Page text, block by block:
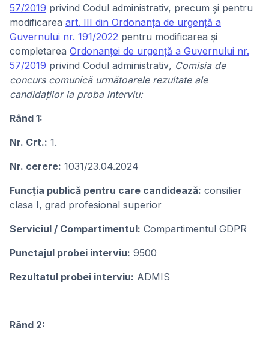
57/2019 privind Codul administrativ, precum şi pentru
modificarea art. III din Ordonanţa de urgenţă a
Guvernului nr. 191/2022 pentru modificarea şi
completarea Ordonanţei de urgenţă a Guvernului nr.
57/2019 privind Codul administrativ, Comisia de
concurs comunică următoarele rezultate ale
candidaților la proba interviu:
Rând 1:
Nr. Crt.: 1.
Nr. cerere: 1031/23.04.2024
Funcţia publicǎ pentru care candideazǎ: consilier
clasa I, grad profesional superior
Serviciul / Compartimentul: Compartimentul GDPR
Punctajul probei interviu: 9500
Rezultatul probei interviu: ADMIS
Rând 2: